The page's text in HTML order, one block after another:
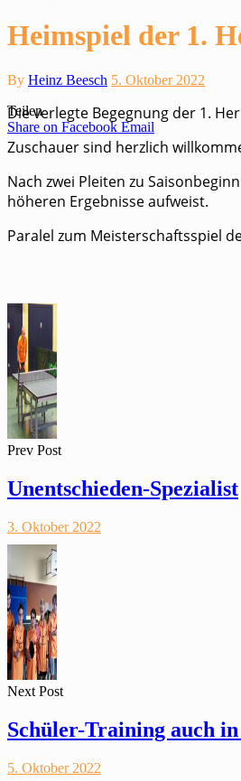
Heimspiel der 1.
By Heinz Beesch 5. Oktober 2022
Teilen
Share on Facebook Email
Die verlegte Begegnung der 1.
Zuschauer sind herzlich
Nach zwei Pleiten zu
höheren Ergebnisse aufweist.
Paralel zum Meisterschaftsspiel
Prev Post
Unentschieden-Spezialist
3. Oktober 2022
Next Post
Schüler-Training auch
5. Oktober 2022